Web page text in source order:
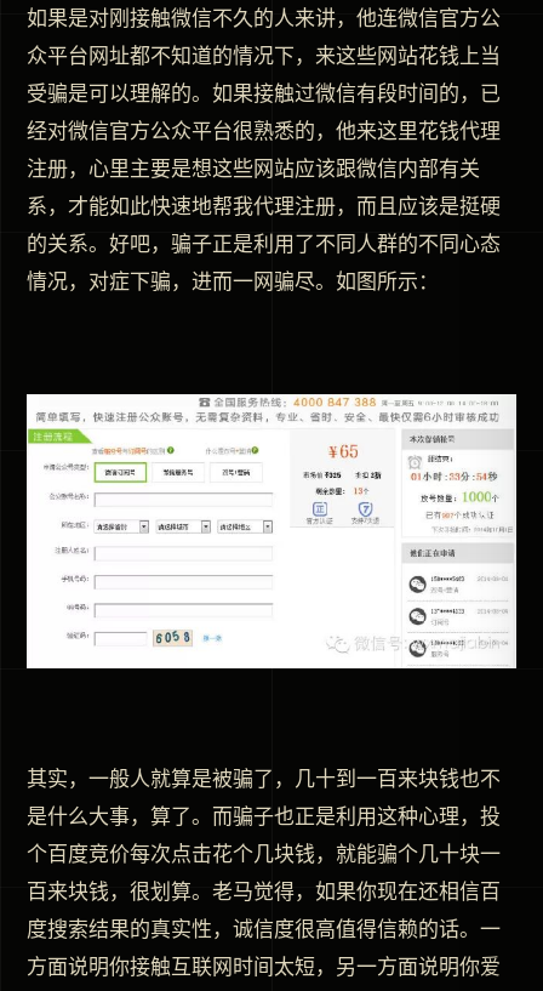
如果是对刚接触微信不久的人来讲，他连微信官方公
众平台网址都不知道的情况下，来这些网站花钱上当
受骗是可以理解的。如果接触过微信有段时间的，已
经对微信官方公众平台很熟悉的，他来这里花钱代理
注册，心里主要是想这些网站应该跟微信内部有关
系，才能如此快速地帮我代理注册，而且应该是挺硬
的关系。好吧，骗子正是利用了不同人群的不同心态
情况，对症下骗，进而一网骗尽。如图所示：
其实，一般人就算是被骗了，几十到一百来块钱也不
是什么大事，算了。而骗子也正是利用这种心理，投
个百度竞价每次点击花个几块钱，就能骗个几十块一
百来块钱，很划算。老马觉得，如果你现在还相信百
度搜索结果的真实性，诚信度很高值得信赖的话。一
方面说明你接触互联网时间太短，另一方面说明你爱